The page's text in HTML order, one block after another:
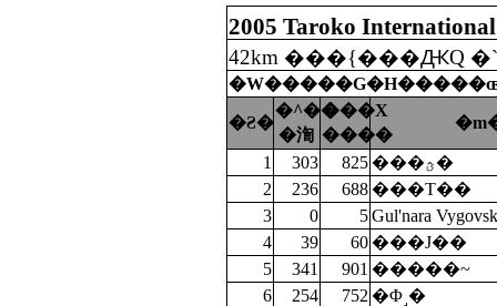
2005 Taroko
42km ���{���ԪQ
�Ƨ�
�^��
�渹
���X
����
1 303 825
���ؿ�
2
236 688 ���T��
3
0 5 Gul'nara
4
39 60 ���J��
5
341 901 �����~
6
254 752 �Φ˼�